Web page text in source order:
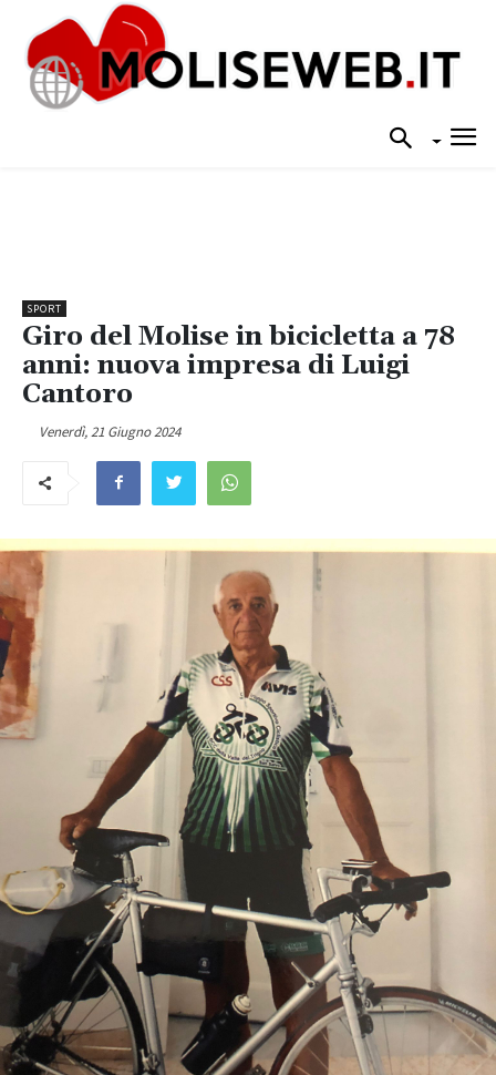
SPORT
Giro del Molise in bicicletta a 78
anni: nuova impresa di Luigi
Cantoro
Venerdì, 21 Giugno 2024